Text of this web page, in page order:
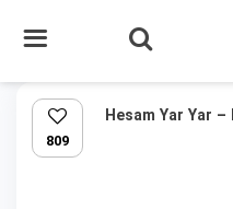
Hesam Yar Yar
809